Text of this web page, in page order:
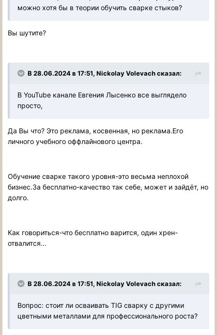
можно хотя бы в теории обучить сварке стыков?
Вы шутите?
В 28.06.2024 в 17:51, Nickolay Volevachсказал:
В YouTube канале Евгения Лысенко все выглядело
просто,
Да Вы что? Это реклама, косвенная, но реклама.Его
личного учебного оффлайнового центра.
Обучение сварке такого уровня-это весьма неплохой
бизнес.За бесплатно-качество так себе, может и зайдёт, но
долго.
Как говориться-что бесплатно варится, один хрен-
отвалится...
В 28.06.2024 в 17:51, Nickolay Volevachсказал:
Вопрос: стоит ли осваивать TIG сварку с другими
цветными металлами для профессионального роста?